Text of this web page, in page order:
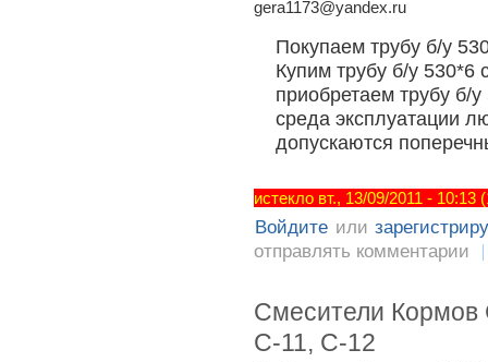
gera1173@yandex.ru
Покупаем трубу б/у
Купим трубу б/у 530*6
приобретаем трубу б/
среда эксплуатации
допускаются
истекло вт., 13/09/2011 -
Войдите или
отправлять комментарии
Смесители
С-11, С-12